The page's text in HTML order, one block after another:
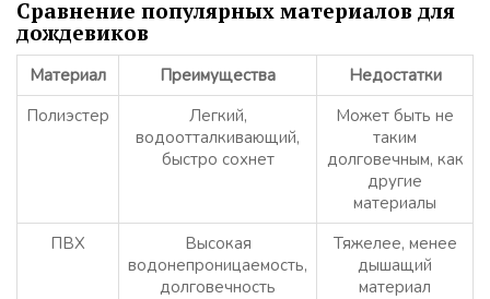
Сравнение популярных материалов для
дождевиков
Материал Преимущества
Недостатки
Полиэстер
Легкий,
водоотталкивающий,
быстро сохнет
Может быть не
таким
долговечным, как
другие
материалы
ПВХ
Высокая
водонепроницаемость,
долговечность
Тяжелее, менее
дышащий
материал